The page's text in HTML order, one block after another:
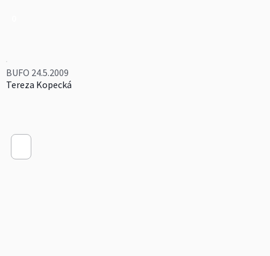
BUFO 24.5.2009
Tereza Kopecká